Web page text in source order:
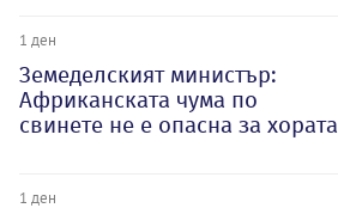
1 ден
Земеделският министър:
Африканската чума по
свинете не е опасна за хората
1 ден